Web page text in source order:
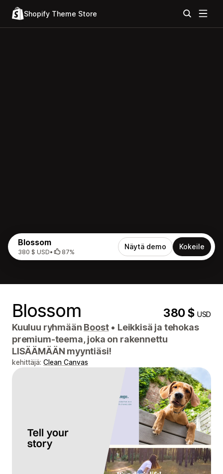
Shopify Theme Store
Blossom
380 $ USD• 87%
Näytä demo Kokeile
Blossom 380 $USD
Kuuluu ryhmään Boost • Leikkisä ja tehokas
premium-teema, joka on rakennettu
LISÄÄMÄÄN myyntiäsi!
kehittäjä: Clean Canvas